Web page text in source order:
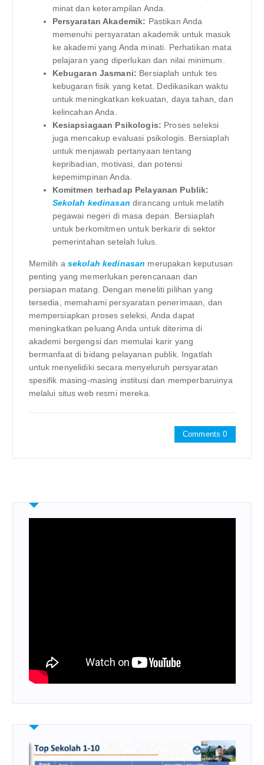
minat dan keterampilan Anda.
Persyaratan Akademik: Pastikan Anda
memenuhi persyaratan akademik untuk masuk
ke akademi yang Anda minati. Perhatikan mata
pelajaran yang diperlukan dan nilai minimum.
Kebugaran Jasmani: Bersiaplah untuk tes
kebugaran fisik yang ketat. Dedikasikan waktu
untuk meningkatkan kekuatan, daya tahan, dan
kelincahan Anda.
Kesiapsiagaan Psikologis: Proses seleksi
juga mencakup evaluasi psikologis. Bersiaplah
untuk menjawab pertanyaan tentang
kepribadian, motivasi, dan potensi
kepemimpinan Anda.
Komitmen terhadap Pelayanan Publik:
Sekolah kedinasan dirancang untuk melatih
pegawai negeri di masa depan. Bersiaplah
untuk berkomitmen untuk berkarir di sektor
pemerintahan setelah lulus.
Memilih a sekolah kedinasan merupakan keputusan
penting yang memerlukan perencanaan dan
persiapan matang. Dengan meneliti pilihan yang
tersedia, memahami persyaratan penerimaan, dan
mempersiapkan proses seleksi, Anda dapat
meningkatkan peluang Anda untuk diterima di
akademi bergengsi dan memulai karir yang
bermanfaat di bidang pelayanan publik. Ingatlah
untuk menyelidiki secara menyeluruh persyaratan
spesifik masing-masing institusi dan memperbaruinya
melalui situs web resmi mereka.
Comments 0